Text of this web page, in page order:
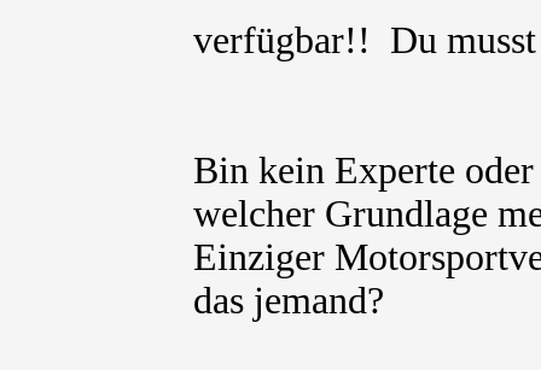
verfügbar!! Du
Bin kein Experte
welcher Grundlage
Einziger
das jemand?